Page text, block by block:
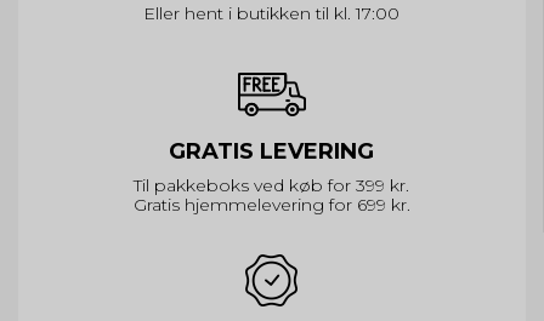
Eller hent i butikken til kl. 17:00
GRATIS LEVERING
Til pakkeboks ved køb for 399 kr.
Gratis hjemmelevering for 699 kr.